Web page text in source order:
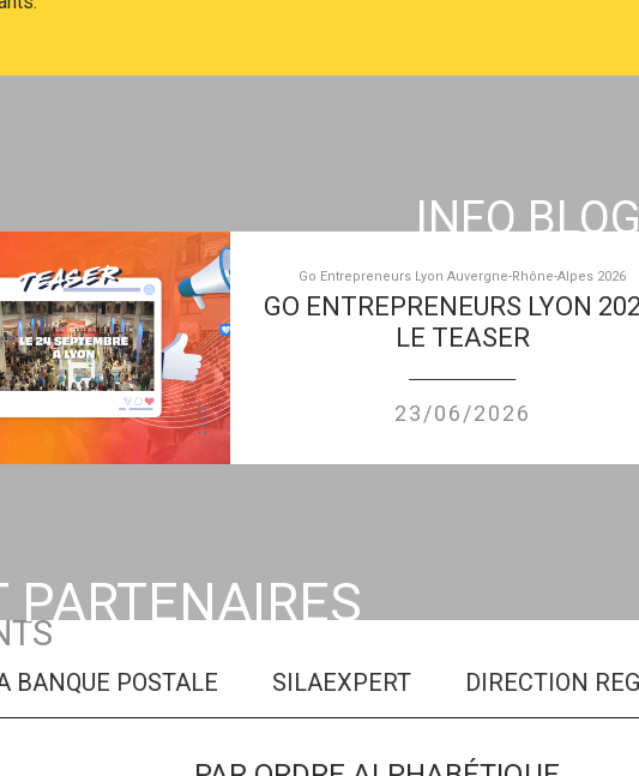
INFO
Go Entrepreneurs Lyon Auvergne-Rhône-Alpes 2026
GO ENTREPRENEURS LYON
LE TEASER
23/06/2026
PARTENAIRES
POSTALE SILAEXPERT DIRECTION